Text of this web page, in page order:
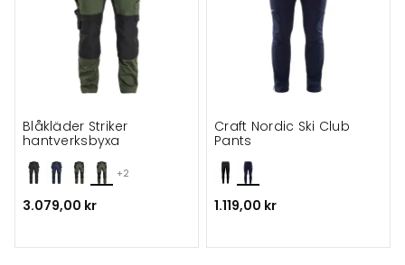
+2
Blåkläder Striker
hantverksbyxa
3.079,00 kr
Craft Nordic Ski Club
Pants
1.119,00 kr